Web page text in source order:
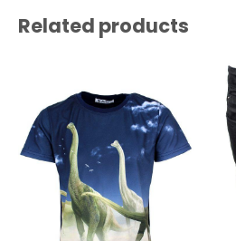
Related products